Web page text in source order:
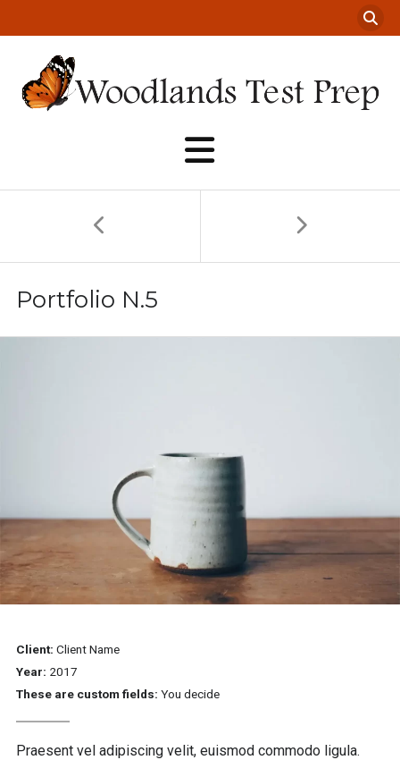
Portfolio N.5
Client: Client Name
Year: 2017
These are custom fields: You decide
Praesent vel adipiscing velit, euismod commodo ligula.